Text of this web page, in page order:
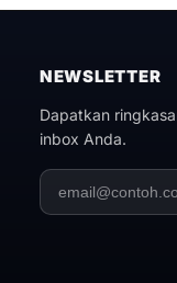
NEWSLETTER
Dapatkan
inbox Anda.